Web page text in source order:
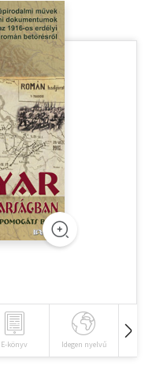
E-könyv Idegen nyelvű